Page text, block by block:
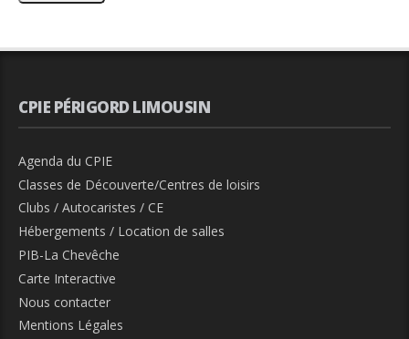
CPIE PÉRIGORD LIMOUSIN
Agenda du CPIE
Classes de Découverte/Centres de loisirs
Clubs / Autocaristes / CE
Hébergements / Location de salles
PIB-La Chevêche
Carte Interactive
Nous contacter
Mentions Légales